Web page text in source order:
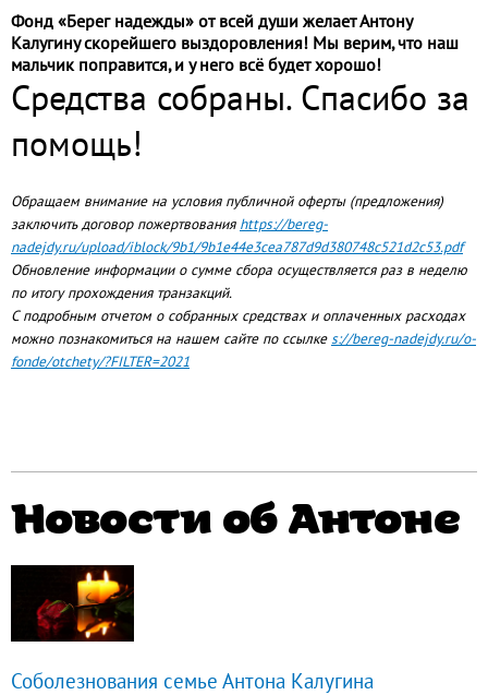
Фонд «Берег надежды» от всей души желает Антону
Калугину скорейшего выздоровления! Мы верим, что наш
мальчик поправится, и у него всё будет хорошо!
Средства собраны. Спасибо за
помощь!
Обращаем внимание на условия публичной оферты (предложения)
заключить договор пожертвования https://bereg-
nadejdy.ru/upload/iblock/9b1/9b1e44e3cea787d9d380748c521d2c53.pdf
Обновление информации о сумме сбора осуществляется раз в неделю
по итогу прохождения транзакций.
С подробным отчетом о собранных средствах и оплаченных расходах
можно познакомиться на нашем сайте по ссылкеs://bereg-nadejdy.ru/o-
fonde/otchety/?FILTER=2021
Новости об Антоне
Соболезнования семье Антона Калугина